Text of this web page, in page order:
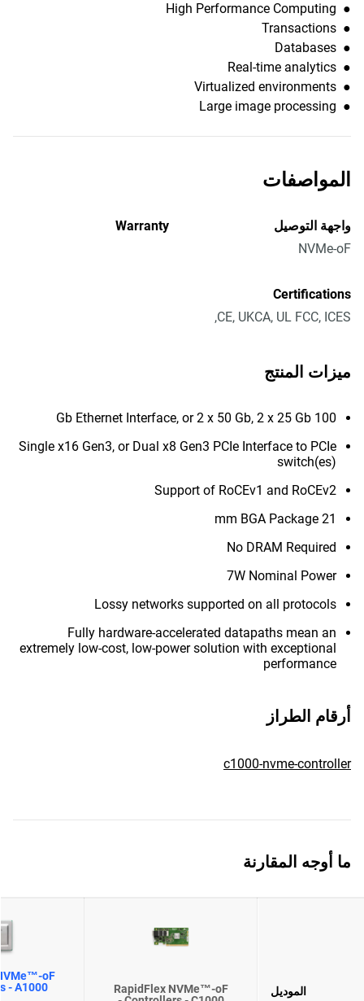
● High Performance Computing
● Transactions
● Databases
● Real-time analytics
● Virtualized environments
● Large image processing
المواصفات
واجهة التوصيل
NVMe-oF
Warranty
Certifications
CE, UKCA, UL FCC, ICES,
ميزات المنتج
100 Gb Ethernet Interface, or 2 x 50 Gb, 2 x 25 Gb
Single x16 Gen3, or Dual x8 Gen3 PCIe Interface to PCIe
switch(es)
Support of RoCEv1 and RoCEv2
21 mm BGA Package
No DRAM Required
7W Nominal Power
Lossy networks supported on all protocols
Fully hardware-accelerated datapaths mean an
extremely low-cost, low-power solution with exceptional
performance
أرقام الطراز
c1000-nvme-controller
ما أوجه المقارنة
الموديل
RapidFlex NVMe™-oF
oF
- A1000